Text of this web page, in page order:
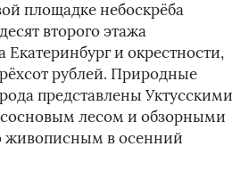
площадке небоскрёба
второго этажа
Екатеринбург и окрестности,
рублей. Природные
представлены Уктусскими
лесом и обзорными
живописным в осенний